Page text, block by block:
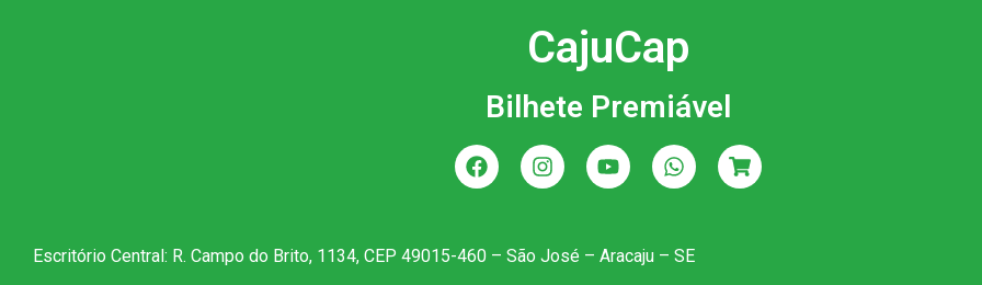
CajuCap
Bilhete Premiável
Escritório Central: R. Campo do Brito, 1134, CEP 49015-460 – São José – Aracaju – SE